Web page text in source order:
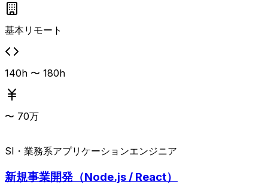
基本リモート
140h 〜 180h
〜 70万
SI・業務系アプリケーションエンジニア
新規事業開発（Node.js / React）